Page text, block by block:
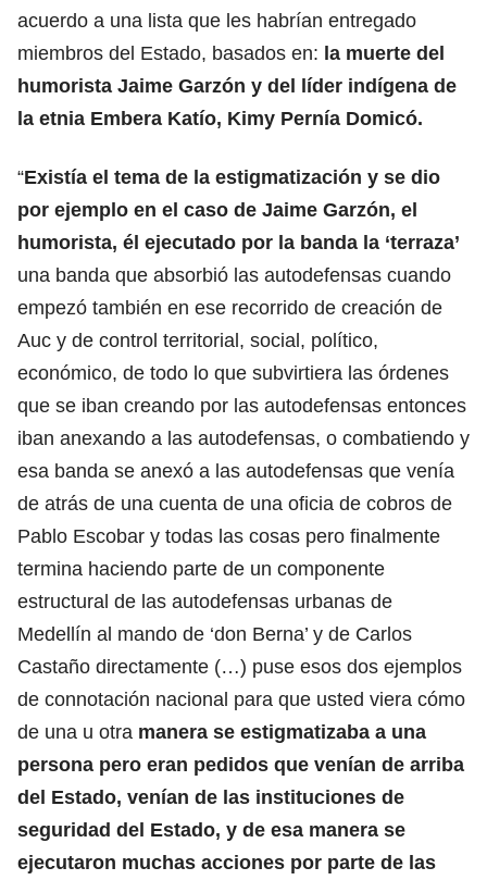
acuerdo a una lista que les habrían entregado
miembros del Estado, basados en: la muerte del
humorista Jaime Garzón y del líder indígena de
la etnia Embera Katío, Kimy Pernía Domicó.
“Existía el tema de la estigmatización y se dio
por ejemplo en el caso de Jaime Garzón, el
humorista, él ejecutado por la banda la ‘terraza’
una banda que absorbió las autodefensas cuando
empezó también en ese recorrido de creación de
Auc y de control territorial, social, político,
económico, de todo lo que subvirtiera las órdenes
que se iban creando por las autodefensas entonces
iban anexando a las autodefensas, o combatiendo y
esa banda se anexó a las autodefensas que venía
de atrás de una cuenta de una oficia de cobros de
Pablo Escobar y todas las cosas pero finalmente
termina haciendo parte de un componente
estructural de las autodefensas urbanas de
Medellín al mando de ‘don Berna’ y de Carlos
Castaño directamente (…) puse esos dos ejemplos
de connotación nacional para que usted viera cómo
de una u otra manera se estigmatizaba a una
persona pero eran pedidos que venían de arriba
del Estado, venían de las instituciones de
seguridad del Estado, y de esa manera se
ejecutaron muchas acciones por parte de las